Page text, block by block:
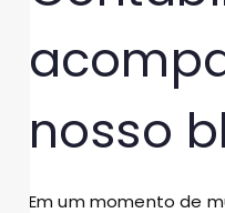
nosso
Em um momento de